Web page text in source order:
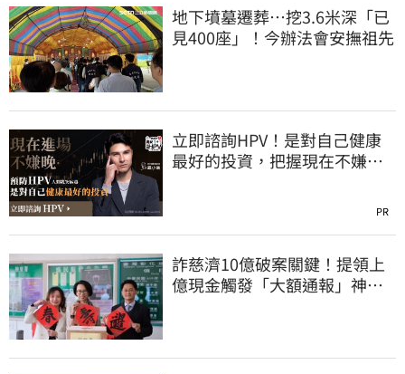
地下墳墓遷葬…挖3.6米深「已
見400座」！今辦法會安撫祖先
立即諮詢HPV！是對自己健康
最好的投資，把握現在不嫌
PR
詐慈濟10億破案關鍵！提領上
億現金觸發「大額通報」神鬼